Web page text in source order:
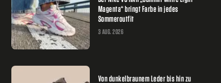
Magenta“ bringt Farbe in jedes
Sommeroutfit
3 AUG. 2026
Von dunkelbraunem Leder bis hin zu